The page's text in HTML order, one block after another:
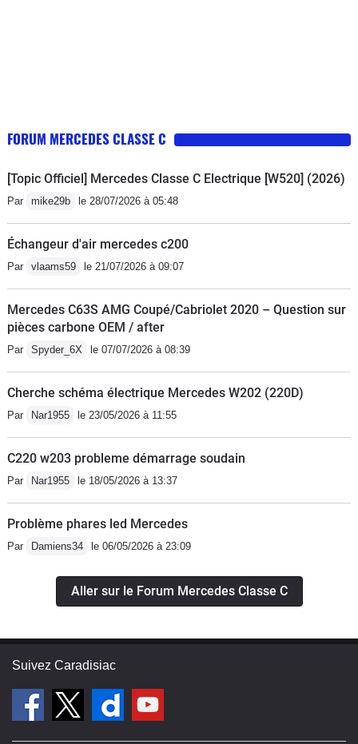
FORUM MERCEDES CLASSE C
[Topic Officiel] Mercedes Classe C Electrique [W520] (2026)
Par mike29b le 28/07/2026 à 05:48
Échangeur d'air mercedes c200
Par vlaams59 le 21/07/2026 à 09:07
Mercedes C63S AMG Coupé/Cabriolet 2020 – Question sur
pièces carbone OEM / after
Par Spyder_6X le 07/07/2026 à 08:39
Cherche schéma électrique Mercedes W202 (220D)
Par Nar1955 le 23/05/2026 à 11:55
C220 w203 probleme démarrage soudain
Par Nar1955 le 18/05/2026 à 13:37
Problème phares led Mercedes
Par Damiens34 le 06/05/2026 à 23:09
Aller sur le Forum Mercedes Classe C
Suivez Caradisiac